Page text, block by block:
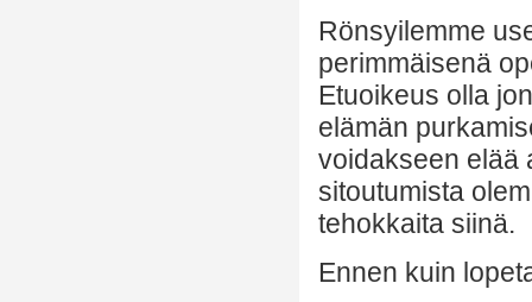
Rönsyilemme
perimmäisenä
Etuoikeus olla
elämän
voidakseen elää
sitoutumista
tehokkaita siinä.
Ennen kuin